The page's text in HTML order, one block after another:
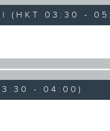
(HKT 03:30 -
- 04:00)